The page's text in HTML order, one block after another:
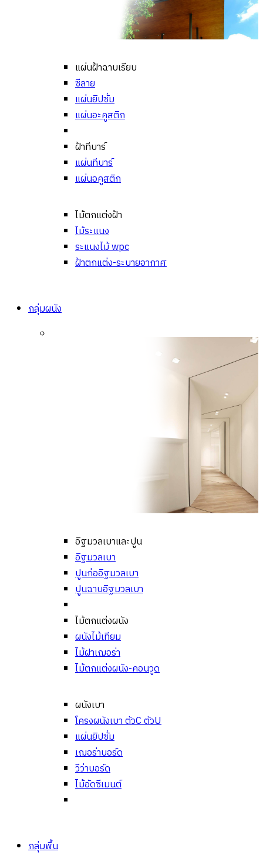
แผ่นฝ้าฉาบเรียบ
ซีลาย
แผ่นยิปซั่ม
แผ่นอะคูสติก
ฝ้าทีบาร์
แผ่นทีบาร์
แผ่นอคูสติก
ไม้ตกแต่งฝ้า
ไม้ระแนง
ระแนงไม้ wpc
ฝ้าตกแต่ง-ระบายอากาศ
กลุ่มผนัง
อิฐมวลเบาและปูน
อิฐมวลเบา
ปูนก่ออิฐมวลเบา
ปูนฉาบอิฐมวลเบา
ไม้ตกแต่งผนัง
ผนังไม้เทียม
ไม้ฝาเฌอร่า
ไม้ตกแต่งผนัง-คอนวูด
ผนังเบา
โครงผนังเบา ตัวC ตัวU
แผ่นยิปซั่ม
เฌอร่าบอร์ด
วีว่าบอร์ด
ไม้อัดซีเมนต์
กลุ่มพื้น